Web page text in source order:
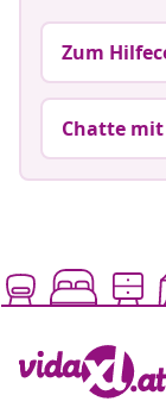
Zum
Chatte